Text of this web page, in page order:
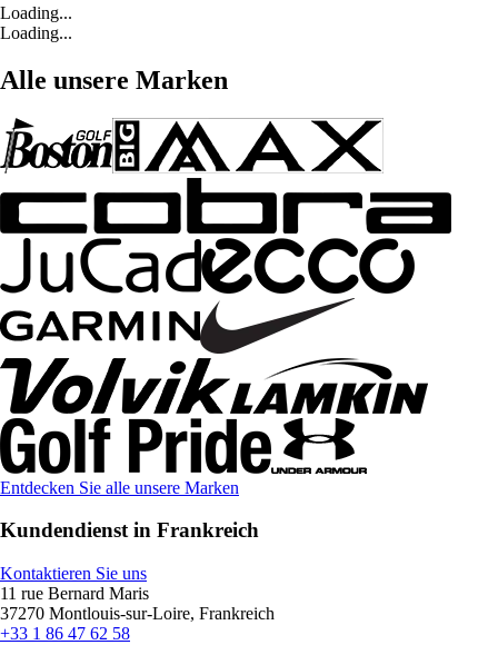
Loading...
Loading...
Alle unsere Marken
Entdecken Sie alle unsere Marken
Kundendienst in Frankreich
Kontaktieren Sie uns
11 rue Bernard Maris
37270 Montlouis-sur-Loire, Frankreich
+33 1 86 47 62 58